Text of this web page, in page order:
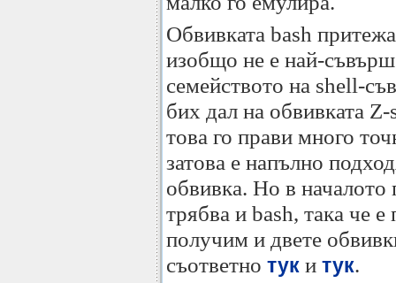
Обвивката bash
изобщо не е най-
семейството на shell-
бих дал на обвивката
това го прави много
затова е напълно
обвивка. Но в
трябва и bash, така че
получим и двете
съответно тук и тук.